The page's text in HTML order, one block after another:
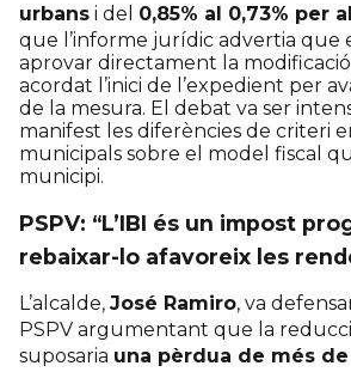
urbans i del 0,85% al 0,73% per
que l’informe jurídic advertia que
aprovar directament la
acordat l’inici de l’expedient per
de la mesura. El debat va ser
manifest les diferències de criteri
municipals sobre el model fiscal
municipi.
PSPV: “L’IBI és un impost
rebaixar-lo afavoreix les
L’alcalde, José Ramiro, va
PSPV argumentant que la
suposaria una pèrdua de més